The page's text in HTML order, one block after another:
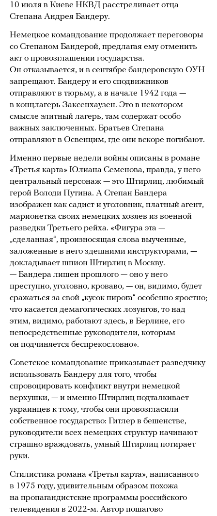
10 июля в Киеве НКВД расстреливает отца
Степана Андрея Бандеру.
Немецкое командование продолжает переговоры
со Степаном Бандерой, предлагая ему отменить
акт о провозглашении государства.
Он отказывается, и в сентябре бандеровскую ОУН
запрещают. Бандеру и его сподвижников
отправляют в тюрьму, а в начале 1942 года —
в концлагерь Заксенхаузен. Это в некотором
смысле элитный лагерь, там содержат особо
важных заключенных. Братьев Степана
отправляют в Освенцим, где они вскоре погибают.
Именно первые недели войны описаны в романе
«Третья карта» Юлиана Семенова, правда, у него
центральный персонаж — это Штирлиц, любимый
герой Володи Путина. А Степан Бандера
изображен как садист и уголовник, платный агент,
марионетка своих немецких хозяев из военной
разведки Третьего рейха. «Фигура эта —
„сделанная“, произносящая слова выученные,
заложенные в него здешними инструкторами, —
докладывает шпион Штирлиц в Москву.
— Бандера лишен прошлого — оно у него
преступно, уголовно, кроваво, — он, видимо, будет
сражаться за свой „кусок пирога“ особенно яростно;
что касается демагогических лозунгов, то над
этим, видимо, работают здесь, в Берлине, его
непосредственные руководители, которым
он подчиняется беспрекословно».
Советское командование приказывает разведчику
использовать Бандеру для того, чтобы
спровоцировать конфликт внутри немецкой
верхушки, — и именно Штирлиц подталкивает
украинцев к тому, чтобы они провозгласили
собственное государство: Гитлер в бешенстве,
руководители всех немецких структур начинают
страшно враждовать, умный Штирлиц потирает
руки.
Стилистика романа «Третья карта», написанного
в 1975 году, удивительным образом похожа
на пропагандистские программы российского
телевидения в 2022-м. Автор пошагово